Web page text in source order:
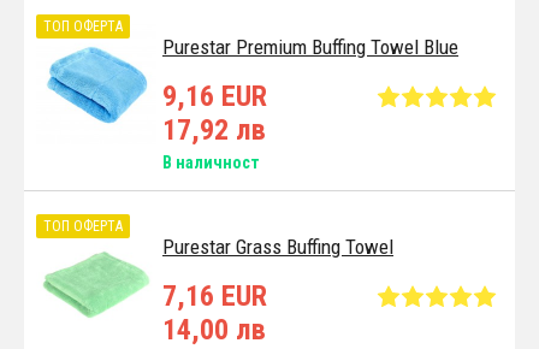
Purestar Premium Buffing Towel Blue
ТОП ОФЕРТА
9,16 EUR
17,92 лв
В наличност
Purestar Grass Buffing Towel
ТОП ОФЕРТА
7,16 EUR
14,00 лв